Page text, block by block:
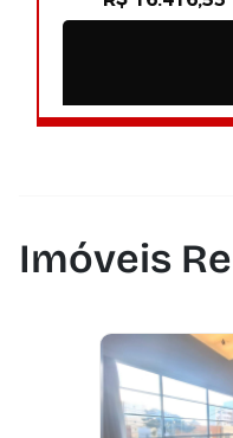
Imóveis